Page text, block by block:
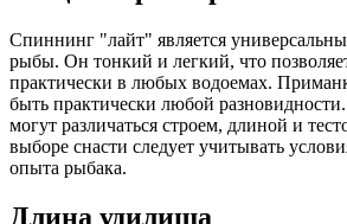
Спиннинг "лайт" является
рыбы. Он тонкий и легкий, что
практически в любых водоемах.
быть практически любой
могут различаться строем, длиной и
выборе снасти следует учитывать
опыта рыбака.
Длина удилища